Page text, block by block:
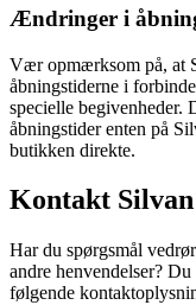
Ændringer i
Vær opmærksom på, at
åbningstiderne i
specielle begivenheder.
åbningstider enten på
butikken direkte.
Kontakt
Har du spørgsmål
andre henvendelser?
følgende